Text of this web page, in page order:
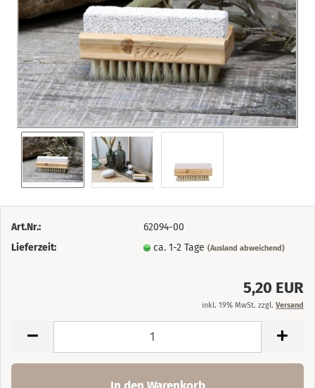
Art.Nr.:
62094-00
Lieferzeit:
ca. 1-2 Tage(Ausland abweichend)
5,20 EUR
inkl. 19% MwSt. zzgl. Versand